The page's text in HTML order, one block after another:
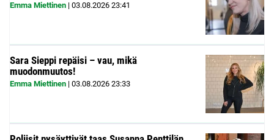
Emma Miettinen | 03.08.2026 23:41
Sara Sieppi repäisi – vau, mikä
muodonmuutos!
Emma Miettinen | 03.08.2026 23:33